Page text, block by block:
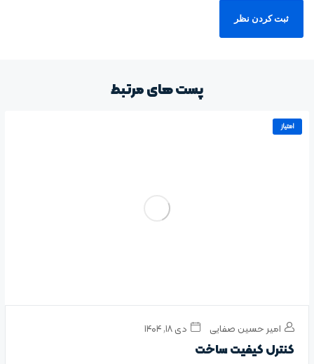
پست های مرتبط
امتیاز
امیر حسین صفایی دی ۱۸, ۱۴۰۴
کنترل کیفیت ساخت